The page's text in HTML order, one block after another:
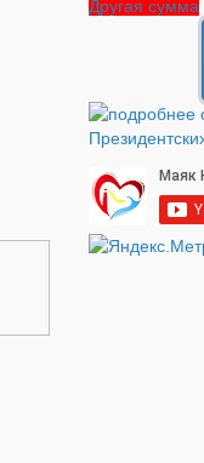
Другая сумма